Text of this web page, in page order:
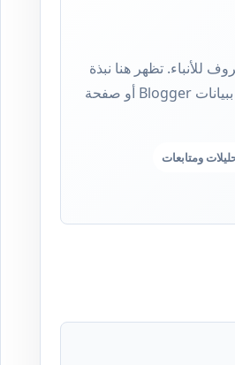
للأنباء. تظهر هنا نبذة
الكاتب عند ربطها ببيانات Blogger أو صفحة
ومتابعات